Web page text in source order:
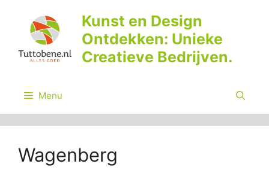
inhoud
Kunst en Design
Ontdekken: Unieke
Creatieve Bedrijven.
Menu
Wagenberg